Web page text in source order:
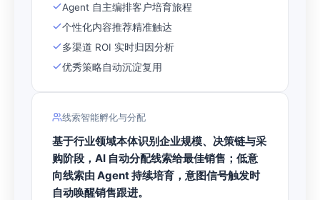
Agent 自主编排客户培育旅程
个性化内容推荐精准触达
多渠道 ROI 实时归因分析
优秀策略自动沉淀复用
线索智能孵化与分配
基于行业领域本体识别企业规模、决策链与采
购阶段，AI 自动分配线索给最佳销售；低意
向线索由 Agent 持续培育，意图信号触发时
自动唤醒销售跟进。